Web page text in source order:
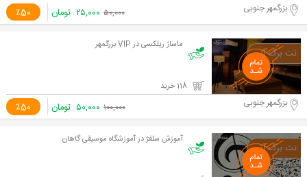
٪50 بزرگمهر جنوبی ۵۰,۰۰۰ ۲۵,۰۰۰ تومان
ماساژ ریلکسی در VIP بزرگمهر
٪50 بزرگمهر جنوبی ۱۰۰,۰۰۰ ۵۰,۰۰۰ تومان
آموزش سلفژ در آموزشگاه موسیقی گاهان